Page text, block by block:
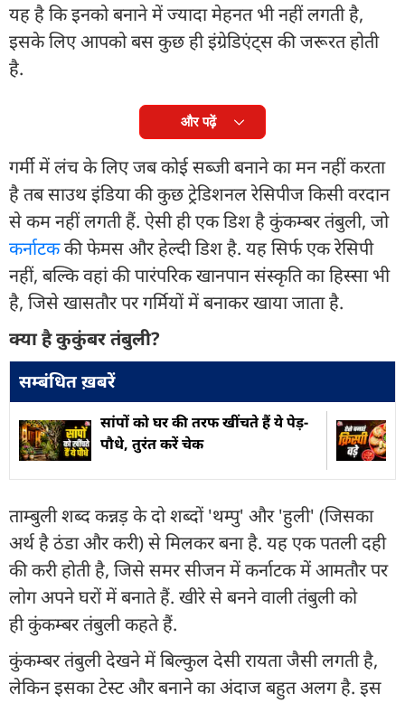
यह है कि इनको बनाने में ज्यादा मेहनत भी नहीं लगती है,
इसके लिए आपको बस कुछ ही इंग्रेडिएंट्स की जरूरत होती
है.
और पढ़ें
गर्मी में लंच के लिए जब कोई सब्जी बनाने का मन नहीं करता
है तब साउथ इंडिया की कुछ ट्रेडिशनल रेसिपीज किसी वरदान
से कम नहीं लगती हैं. ऐसी ही एक डिश है कुंकम्बर तंबुली, जो
कर्नाटककी फेमस और हेल्दी डिश है. यह सिर्फ एक रेसिपी
नहीं, बल्कि वहां की पारंपरिक खानपान संस्कृति का हिस्सा भी
है, जिसे खासतौर पर गर्मियों में बनाकर खाया जाता है.
क्या है कुकुंबर तंबुली?
सम्बंधित ख़बरें
सांपों को घर की तरफ खींचते हैं ये पेड़-
पौधे, तुरंत करें चेक
ताम्बुली शब्द कन्नड़ के दो शब्दों 'थम्पु' और 'हुली' (जिसका
अर्थ है ठंडा और करी) से मिलकर बना है. यह एक पतली दही
की करी होती है, जिसे समर सीजन में कर्नाटक में आमतौर पर
लोग अपने घरों में बनाते हैं. खीरे से बनने वाली तंबुली को
ही कुंकम्बर तंबुली कहते हैं.
कुंकम्बर तंबुली देखने में बिल्कुल देसी रायता जैसी लगती है,
लेकिन इसका टेस्ट और बनाने का अंदाज बहुत अलग है. इस